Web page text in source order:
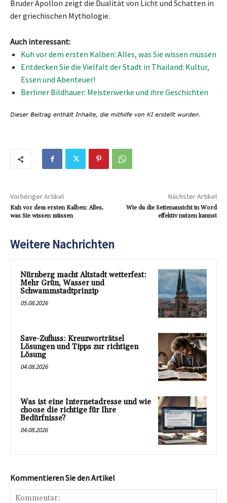
Bruder Apollon zeigt die Dualität von Licht und Schatten in
der griechischen Mythologie.
Auch interessant:
Kuh vor dem ersten Kalben: Alles, was Sie wissen müssen
Entdecken Sie die Vielfalt der Stadt in Thailand: Kultur,
Essen und Abenteuer!
Berliner Bildhauer: Meisterwerke und ihre Geschichten
Vorheriger Artikel
Kuh vor dem ersten Kalben: Alles,
was Sie wissen müssen
Nächster Artikel
Wie du die Seitenansicht in Word
effektiv nutzen kannst
Weitere Nachrichten
Nürnberg macht Altstadt wetterfest:
Mehr Grün, Wasser und
Schwammstadtprinzip
05.08.2026
Save-Zufluss: Kreuzworträtsel
Lösungen und Tipps zur richtigen
Lösung
04.08.2026
Was ist eine Internetadresse und wie
choose die richtige für Ihre
Bedürfnisse?
04.08.2026
Kommentieren Sie den Artikel